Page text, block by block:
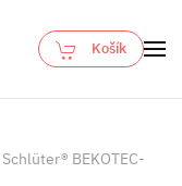
Košík
Schlüter® BEKOTEC-